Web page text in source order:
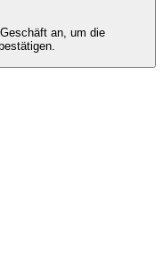
an, um die